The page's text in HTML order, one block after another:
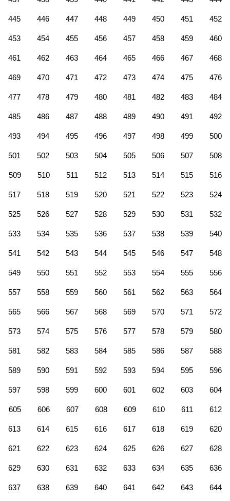
445 446 447 448 449 450 451 452
453 454 455 456 457 458 459 460
461 462 463 464 465 466 467 468
469 470 471 472 473 474 475 476
477 478 479 480 481 482 483 484
485 486 487 488 489 490 491 492
493 494 495 496 497 498 499 500
501 502 503 504 505 506 507 508
509 510 511 512 513 514 515 516
517 518 519 520 521 522 523 524
525 526 527 528 529 530 531 532
533 534 535 536 537 538 539 540
541 542 543 544 545 546 547 548
549 550 551 552 553 554 555 556
557 558 559 560 561 562 563 564
565 566 567 568 569 570 571 572
573 574 575 576 577 578 579 580
581 582 583 584 585 586 587 588
589 590 591 592 593 594 595 596
597 598 599 600 601 602 603 604
605 606 607 608 609 610 611 612
613 614 615 616 617 618 619 620
621 622 623 624 625 626 627 628
629 630 631 632 633 634 635 636
637 638 639 640 641 642 643 644